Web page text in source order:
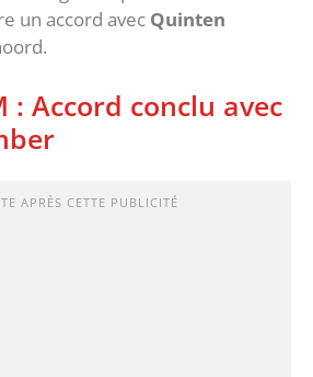
un accord avec Quinten
: Accord conclu avec
APRÈS CETTE PUBLICITÉ